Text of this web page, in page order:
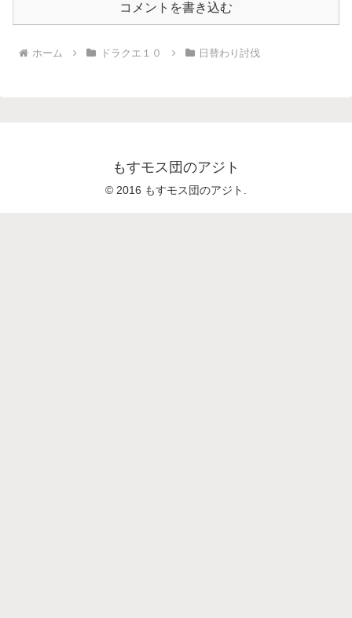
コメントを書き込む
ホーム ドラクエ１０ 日替わり討伐
もすモス団のアジト
© 2016 もすモス団のアジト.